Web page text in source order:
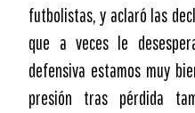
futbolistas, y aclaró las
que a veces le
defensiva estamos muy
presión tras pérdida